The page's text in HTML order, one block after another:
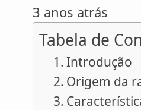
3 anos atrás
Tabela de
Introdução
Origem da